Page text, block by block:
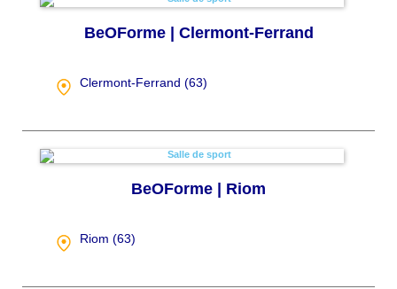
BeOForme | Clermont-Ferrand
Clermont-Ferrand (63)
BeOForme | Riom
Riom (63)